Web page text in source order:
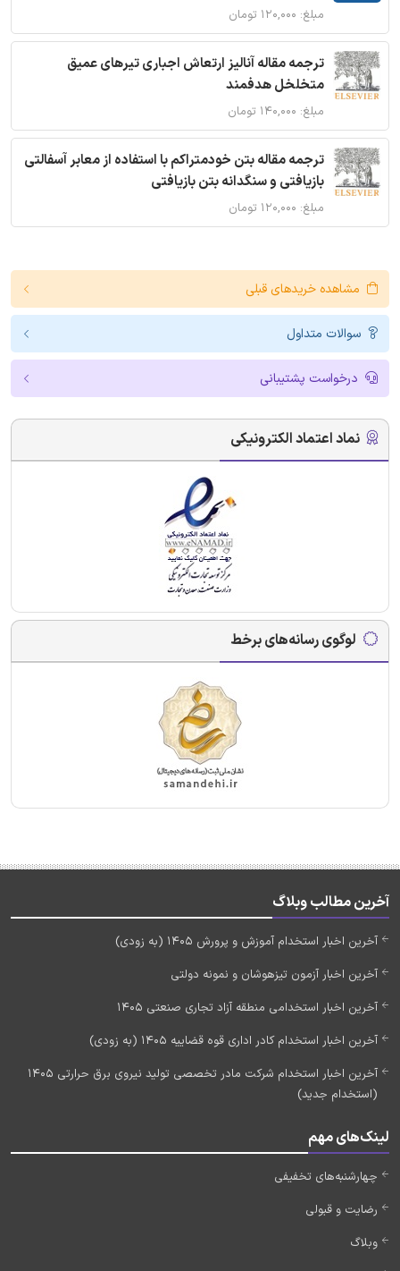
مبلغ: ۱۲۰,۰۰۰ تومان
ترجمه مقاله آنالیز ارتعاش اجباری تیرهای عمیق
متخلخل هدفمند
مبلغ: ۱۴۰,۰۰۰ تومان
ترجمه مقاله بتن خودمتراکم با استفاده از معابر آسفالتی
بازیافتی و سنگدانه بتن بازیافتی
مبلغ: ۱۲۰,۰۰۰ تومان
مشاهده خریدهای قبلی
سوالات متداول
درخواست پشتیبانی
نماد اعتماد الکترونیکی
لوگوی رسانه‌های برخط
آخرین مطالب وبلاگ
آخرین اخبار استخدام آموزش و پرورش 1405 (به زودی)
آخرین اخبار آزمون تیزهوشان و نمونه دولتی
آخرین اخبار استخدامی منطقه آزاد تجاری صنعتی 1405
آخرین اخبار استخدام کادر اداری قوه قضاییه 1405 (به زودی)
آخرین اخبار استخدام شرکت مادر تخصصی تولید نیروی برق حرارتی 1405
(استخدام جدید)
لینک‌های مهم
چهارشنبه‌های تخفیفی
رضایت و قبولی
وبلاگ